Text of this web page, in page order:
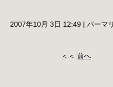
2007年10月 3日 12:49 | パーマ
＜＜ 前へ